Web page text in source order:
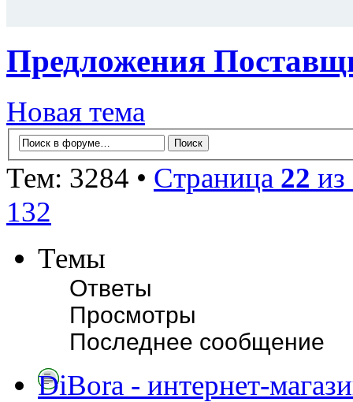
Предложения
Новая тема
Тем: 3284 • Страница 22 из
132
Темы
Ответы
Просмотры
Последнее сообщение
DiBora - интернет-